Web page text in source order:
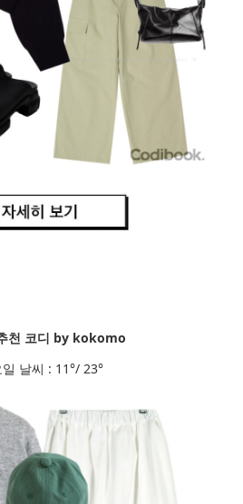
천 코디 by kokomo
일 날씨 : 11°/ 23°